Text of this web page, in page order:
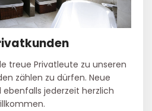
treue Privatleute zu unseren
zählen zu dürfen. Neue
jederzeit herzlich